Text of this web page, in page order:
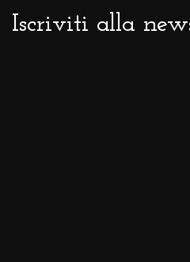
Iscriviti alla